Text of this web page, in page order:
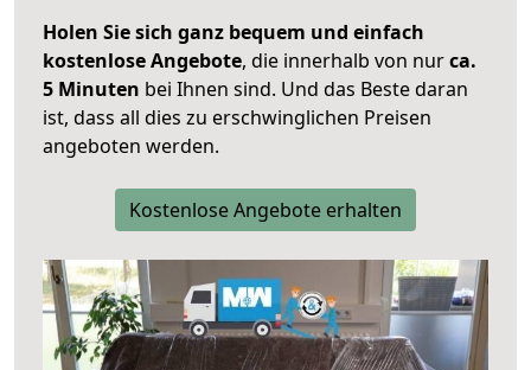
Holen Sie sich ganz bequem und einfach
kostenlose Angebote, die innerhalb von nurca.
5 Minuten bei Ihnen sind. Und das Beste daran
ist, dass all dies zu erschwinglichen Preisen
angeboten werden.
Kostenlose Angebote erhalten